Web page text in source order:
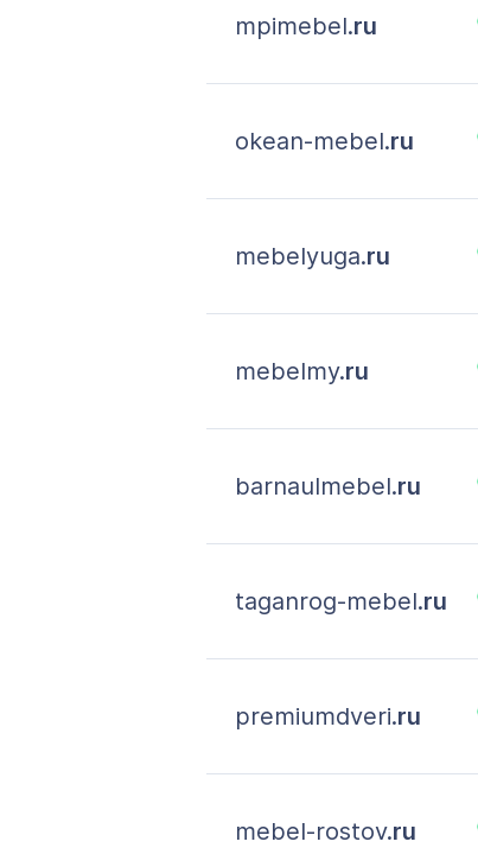
mpimebel.ru
okean-mebel.ru
mebelyuga.ru
mebelmy.ru
barnaulmebel.ru
taganrog-mebel.ru
premiumdveri.ru
mebel-rostov.ru